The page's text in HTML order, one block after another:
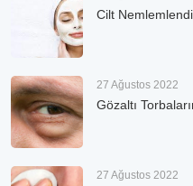
Cilt
27 Ağustos 2022
Gözaltı
27 Ağustos 2022